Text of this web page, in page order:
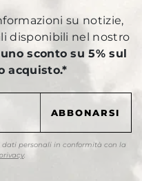
su notizie,
disponibili nel nostro
sconto su 5% sul
acquisto.*
personali in conformità con la
.